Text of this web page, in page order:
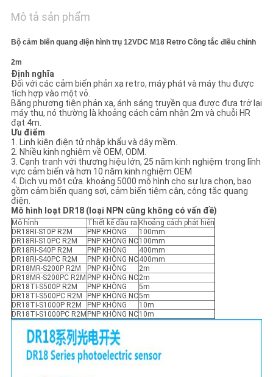
SƠ
ĐỒ
TRANG
WEB
PRIVACY
POLICY
Mô tả sản phẩm
Bộ cảm biến quang điện hình trụ 12VDC M18 Retro Công tắc điều chỉnh
2m
Định nghĩa
Đối với các cảm biến phản xạ retro, máy phát và máy thu được
tích hợp vào một vỏ.
Bằng phương tiện phản xạ, ánh sáng truyền qua được đưa trở lại
máy thu, nó thường là khoảng cách cảm nhận 2m và chuỗi HR
đạt 4m.
Ưu điểm
1. Linh kiện điện tử nhập khẩu và dây mềm.
2. Nhiều kinh nghiệm về OEM, ODM.
3. Cạnh tranh với thương hiệu lớn, 25 năm kinh nghiệm trong lĩnh
vực cảm biến và hơn 10 năm kinh nghiệm OEM
4. Dịch vụ một cửa. khoảng 5000 mô hình cho sự lựa chọn, bao
gồm cảm biến quang sợi, cảm biến tiệm cận, công tắc quang
điện.
Mô hình loạt DR18 (loại NPN cũng không có vấn đề)
Mô hình Thiết kế đầu ra Khoảng cách phát hiện
DR18RI-S10P R2M
PNP KHÔNG
100mm
DR18RI-S10PC R2M
PNP KHÔNG NC100mm
DR18RI-S40P R2M
PNP KHÔNG
400mm
DR18RI-S40PC R2M
PNP KHÔNG NC400mm
DR18MR-S200P R2M
PNP KHÔNG
2m
DR18MR-S200PC R2M PNP KHÔNG NC2m
DR18TI-S500P R2M
PNP KHÔNG
5m
DR18TI-S500PC R2M
PNP KHÔNG NC5m
DR18TI-S1000P R2M
PNP KHÔNG
10m
DR18TI-S1000PC R2M PNP KHÔNG NC10m